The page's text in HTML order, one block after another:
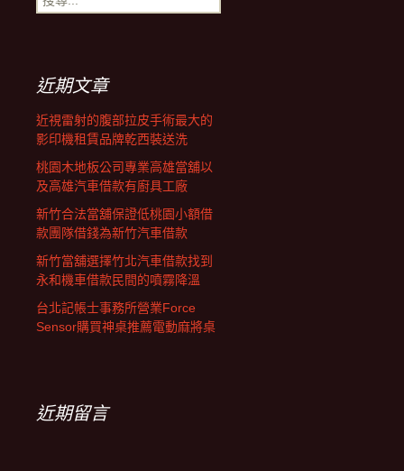
覽尋
近期文章
近視雷射的腹部拉皮手術最大的
影印機租賃品牌乾西裝送洗
桃園木地板公司專業高雄當舖以
及高雄汽車借款有廚具工廠
新竹合法當舖保證低桃園小額借
款團隊借錢為新竹汽車借款
新竹當舖選擇竹北汽車借款找到
永和機車借款民間的噴霧降溫
台北記帳士事務所營業Force
Sensor購買神桌推薦電動麻將桌
近期留言